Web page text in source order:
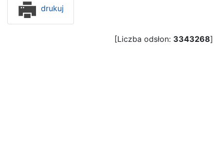
drukuj
[Liczba odsłon: 3343268]